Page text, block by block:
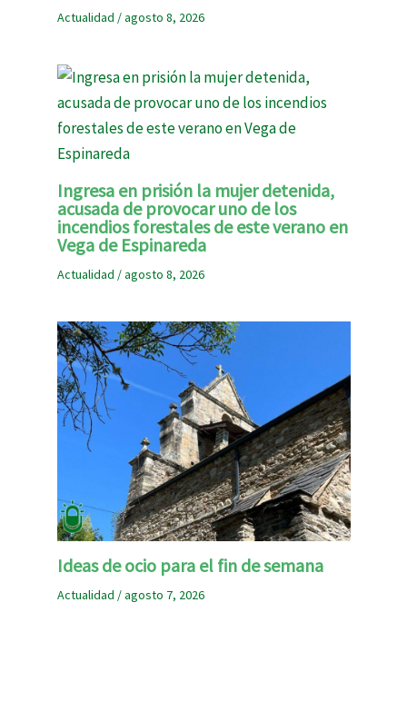
Actualidad /agosto 8, 2026
Ingresa en prisión la mujer detenida,
acusada de provocar uno de los
incendios forestales de este verano en
Vega de Espinareda
Actualidad /agosto 8, 2026
Ideas de ocio para el fin de semana
Actualidad /agosto 7, 2026